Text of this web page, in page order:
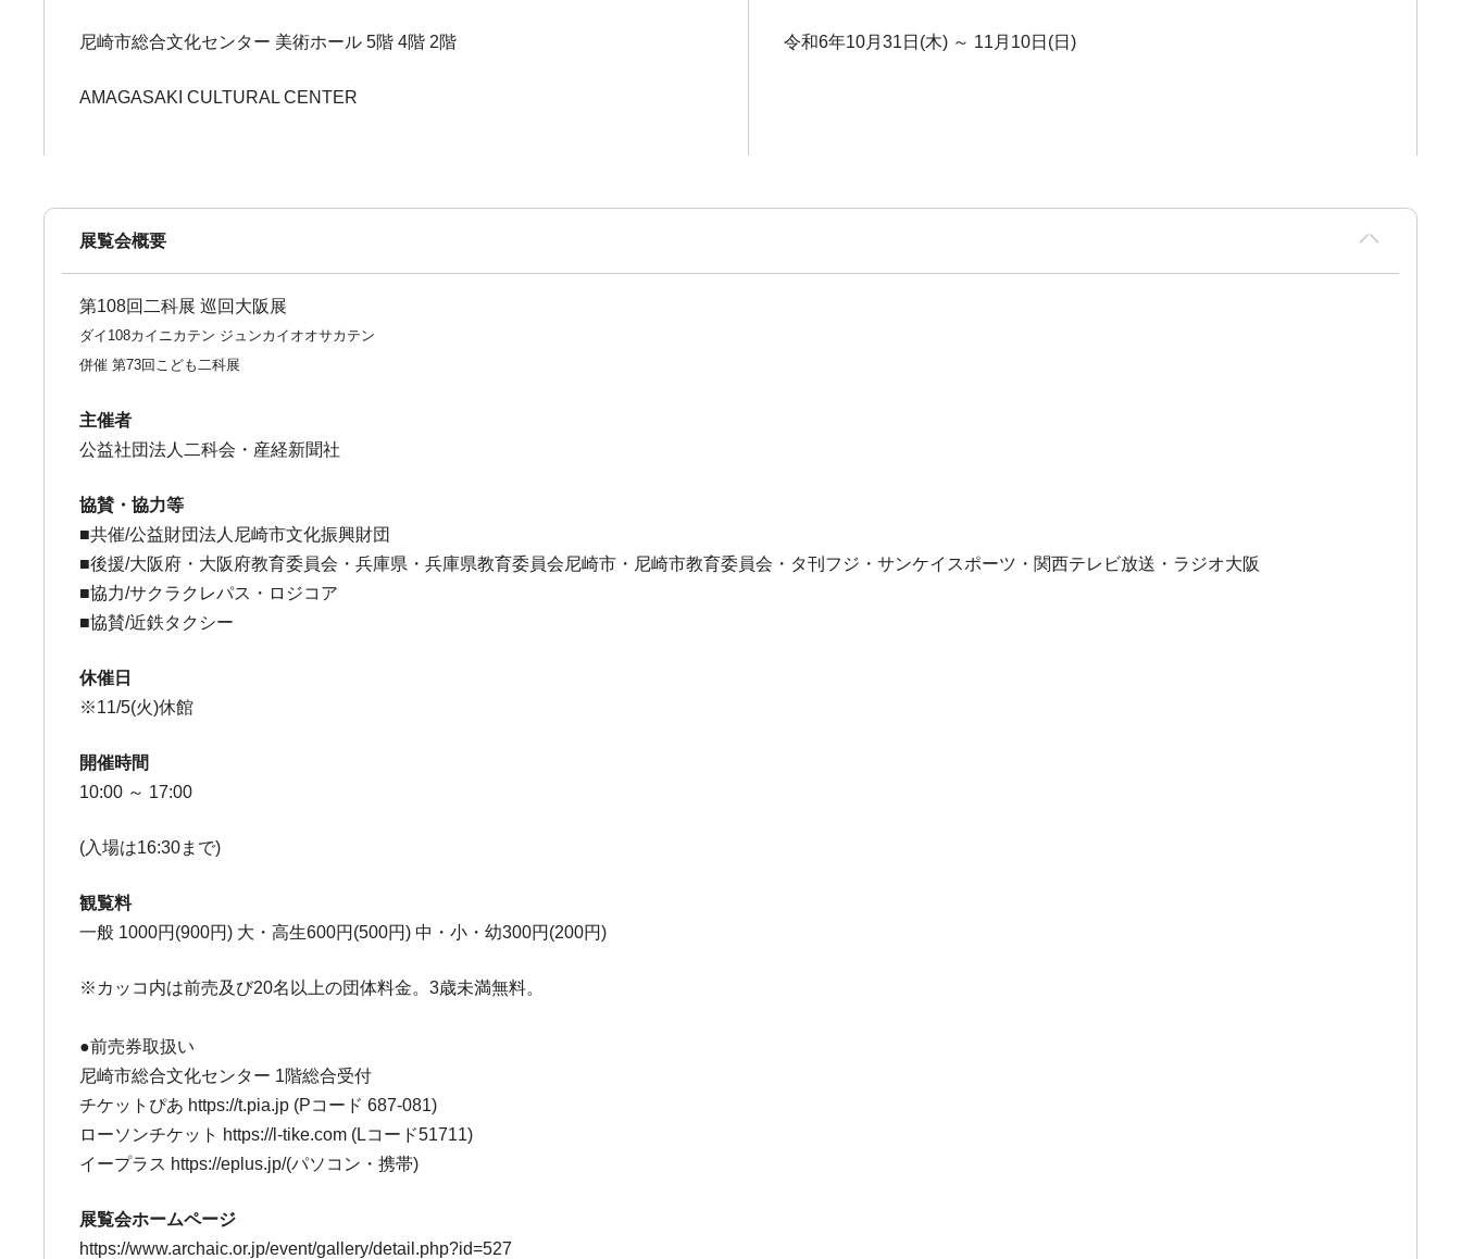
尼崎市総合文化センター 美術ホール 5階 4階 2階
AMAGASAKI CULTURAL CENTER
令和6年10月31日(木) ～ 11月10日(日)
展覧会概要
第108回二科展 巡回大阪展
ダイ108カイニカテン ジュンカイオオサカテン
併催 第73回こども二科展
主催者
公益社団法人二科会・産経新聞社
協賛・協力等
■共催/公益財団法人尼崎市文化振興財団
■後援/大阪府・大阪府教育委員会・兵庫県・兵庫県教育委員会尼崎市・尼崎市教育委員会・タ刊フジ・サンケイスポーツ・関西テレビ放送・ラジオ大阪
■協力/サクラクレパス・ロジコア
■協賛/近鉄タクシー
休催日
※11/5(火)休館
開催時間
10:00 ～ 17:00
(入場は16:30まで)
観覧料
一般 1000円(900円) 大・高生600円(500円) 中・小・幼300円(200円)
※カッコ内は前売及び20名以上の団体料金。3歳未満無料。
●前売券取扱い
尼崎市総合文化センター 1階総合受付
チケットぴあ https://t.pia.jp (Pコード 687-081)
ローソンチケット https://l-tike.com (Lコード51711)
イープラス https://eplus.jp/(パソコン・携帯)
展覧会ホームページ
https://www.archaic.or.jp/event/gallery/detail.php?id=527